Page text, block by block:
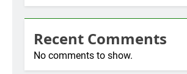
Recent Comments
No comments to show.